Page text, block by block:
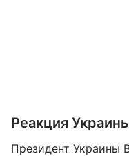
Реакция
Президент Украины